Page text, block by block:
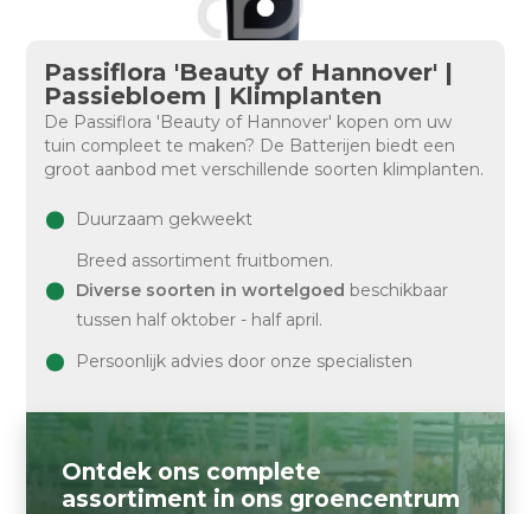
Passiflora 'Beauty of Hannover' |
Passiebloem | Klimplanten
De Passiflora 'Beauty of Hannover' kopen om uw
tuin compleet te maken? De Batterijen biedt een
groot aanbod met verschillende soorten klimplanten.
Duurzaam gekweekt
Breed assortiment fruitbomen.
Diverse soorten in wortelgoed beschikbaar
tussen half oktober - half april.
Persoonlijk advies door onze specialisten
Ontdek ons complete
assortiment in ons groencentrum